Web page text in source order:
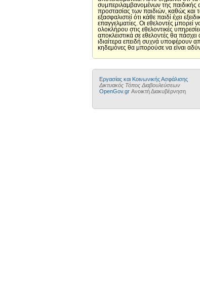
συμπεριλαμβανομένων της
προστασίας των παιδιών, καθώς και
εξασφαλιστεί ότι κάθε παιδί έχει
επαγγελματίες. Οι εθελοντές μπορεί
ολοκλήρου στις εθελοντικές
αποκλειστικά σε εθελοντές θα
ιδιαίτερα επειδή συχνά υποφέρουν
κηδεμόνες θα μπορούσε να είναι
Εργασίας και Κοινωνικής Ασφάλισης
Δικτυακός Τόπος Διαβουλεύσεων
OpenGov.gr Ανοικτή Διακυβέρνηση